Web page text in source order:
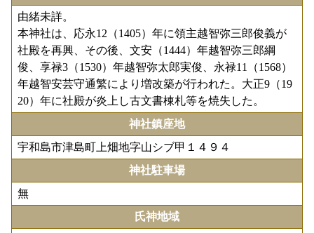
由緒未詳。
本神社は、応永12（1405）年に領主越智弥三郎俊義が
社殿を再興、その後、文安（1444）年越智弥三郎綱
俊、享禄3（1530）年越智弥太郎実俊、永禄11（1568）
年越智安芸守通繁により増改築が行われた。大正9（19
20）年に社殿が炎上し古文書棟札等を焼失した。
神社鎮座地
宇和島市津島町上畑地字山シブ甲１４９４
神社駐車場
無
氏神地域